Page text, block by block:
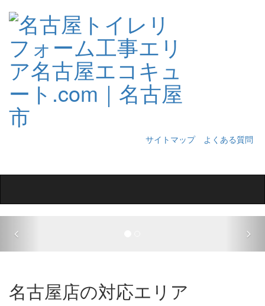
サイトマップ
よくある質問
名古屋店の対応エリア